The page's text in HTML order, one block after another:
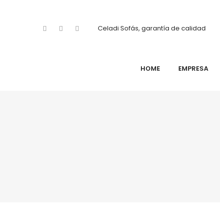
Celadi Sofás, garantía de calidad
HOME EMPRESA